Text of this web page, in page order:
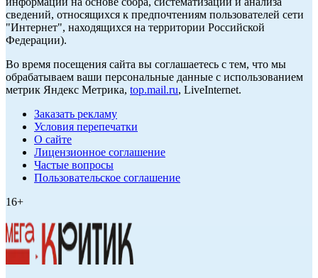
сведений, относящихся к предпочтениям пользователей сети
"Интернет", находящихся на территории Российской
Федерации).
Во время посещения сайта вы соглашаетесь с тем, что мы
обрабатываем ваши персональные данные с использованием
метрик Яндекс Метрика, top.mail.ru, LiveInternet.
Заказать рекламу
Условия перепечатки
О сайте
Лицензионное соглашение
Частые вопросы
Пользовательское соглашение
16+